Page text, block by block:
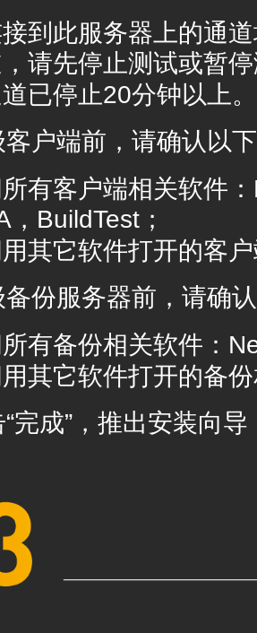
到此服务器上的通
请先停止测试或暂
已停止20分钟以上。
客户端前，请确认以
有客户端相关软件
，BuildTest；
其它软件打开的客
备份服务器前，请确
有备份相关软件：
其它软件打开的备
“完成”，推出安装向